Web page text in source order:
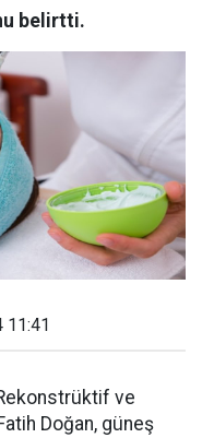
belirtti.
11:41
ve
Doğan, güneş